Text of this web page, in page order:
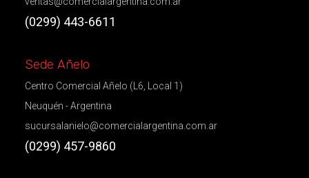
(0299) 443-6611
Sede Añelo
Centro Comercial Añelo (L6, Local 1)
Neuquén - Argentina
sucursalanielo@comercialargentina.com.ar
(0299) 457-9860